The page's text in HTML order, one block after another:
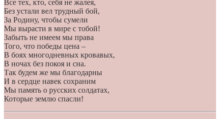
Все тех, кто, себя не жалея,
Без устали вел трудный бой,
За Родину, чтобы сумели
Мы вырасти в мире с тобой!
Забыть не имеем мы права
Того, что победы цена –
В боях многодневных кровавых,
В ночах без покоя и сна.
Так будем же мы благодарны
И в сердце навек сохраним
Мы память о русских солдатах,
Которые землю спасли!